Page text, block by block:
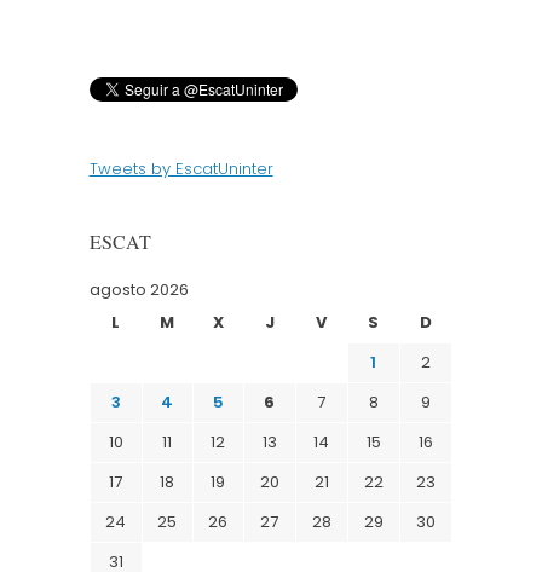
Tweets by EscatUninter
ESCAT
agosto 2026
L
M X J V S
D
1
2
3
4 5 6 7 8
9
10
11 12 13 14 15
16
17
18 19 20 21 22
23
24
25 26 27 28 29
30
31